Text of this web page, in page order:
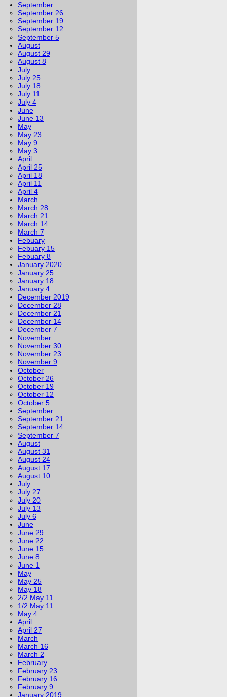
September
September 26
September 19
September 12
September 5
August
August 29
August 8
July
July 25
July 18
July 11
July 4
June
June 13
May
May 23
May 9
May 3
April
April 25
April 18
April 11
April 4
March
March 28
March 21
March 14
March 7
Febuary
Febuary 15
Febuary 8
January 2020
January 25
January 18
January 4
December 2019
December 28
December 21
December 14
December 7
November
November 30
November 23
November 9
October
October 26
October 19
October 12
October 5
September
September 21
September 14
September 7
August
August 31
August 24
August 17
August 10
July
July 27
July 20
July 13
July 6
June
June 29
June 22
June 15
June 8
June 1
May
May 25
May 18
2/2 May 11
1/2 May 11
May 4
April
April 27
March
March 16
March 2
February
February 23
February 16
February 9
January 2019